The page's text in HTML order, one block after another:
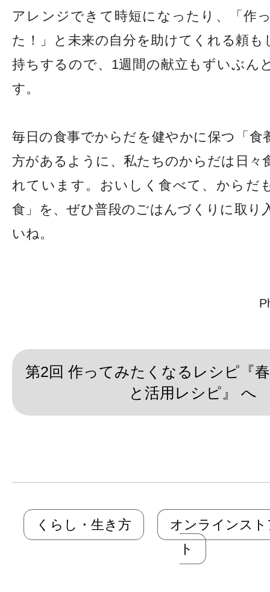
アレンジできて時短になったり、「作
た！」と未来の自分を助けてくれる頼も
持ちするので、1週間の献立もずいぶん
す。
毎日の食事でからだを健やかに保つ「食
方があるように、私たちのからだは日々
れています。おいしく食べて、からだ
食」を、ぜひ普段のごはんづくりに取り
いね。
第2回 作ってみたくなるレシピ『
と活用レシピ』 へ
くらし・生き方
オンラインス
ト